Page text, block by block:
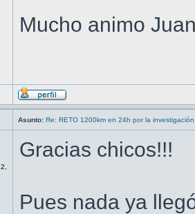
Mucho animo
Asunto: Re: RETO 1200km en 24h por la
Gracias chicos!!!
Pues nada ya